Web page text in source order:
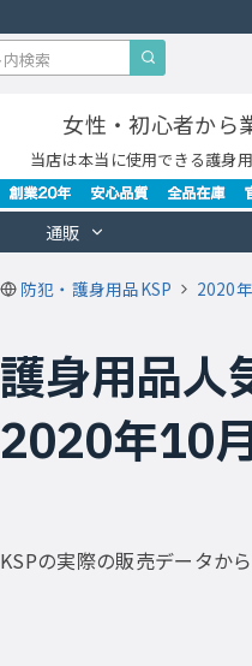
女性・初心者から
当店は本当に使用できる護身
通販
防犯・護身用品KSP 2020
護身用品人
2020年10
KSPの実際の販売データか